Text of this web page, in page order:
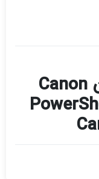
بررسی دوربین کانن Canon